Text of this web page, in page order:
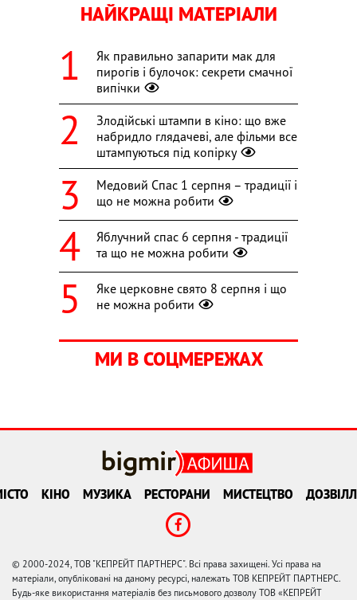
НАЙКРАЩІ МАТЕРІАЛИ
Як правильно запарити мак для
пирогів і булочок: секрети смачної
випічки
Злодійські штампи в кіно: що вже
набридло глядачеві, але фільми все
штампуються під копірку
Медовий Спас 1 серпня – традиції і
що не можна робити
Яблучний спас 6 серпня - традиції
та що не можна робити
Яке церковне свято 8 серпня і що
не можна робити
МИ В СОЦМЕРЕЖАХ
КІНО МУЗИКА РЕСТОРАНИ МИСТЕЦТВО
© 2000-2024, ТОВ "КЕПРЕЙТ ПАРТНЕРС". Всі права захищені. Усі права на
матеріали, опубліковані на даному ресурсі, належать ТОВ КЕПРЕЙТ ПАРТНЕРС.
Будь-яке використання матеріалів без письмового дозволу ТОВ «КЕПРЕЙТ